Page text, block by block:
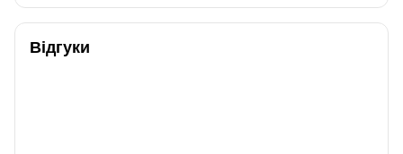
Відгуки